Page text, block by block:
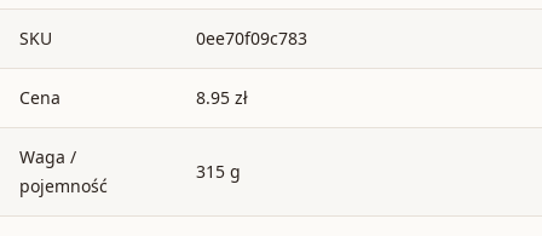
SKU 0ee70f09c783
Cena 8.95 zł
Waga /
pojemność
315 g